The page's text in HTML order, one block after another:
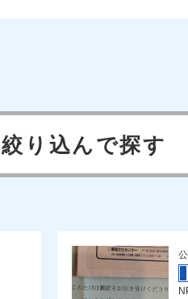
り込んで探す